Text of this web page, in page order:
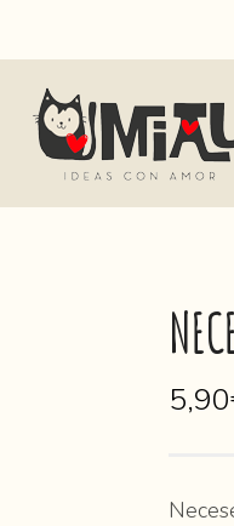
5,90